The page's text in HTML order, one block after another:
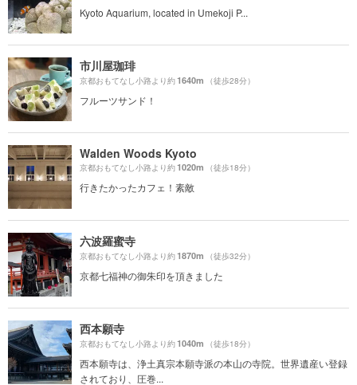
Kyoto Aquarium, located in Umekoji P...
市川屋珈琲
京都おもてなし小路より約1640m （徒歩28分）
フルーツサンド！
Walden Woods Kyoto
京都おもてなし小路より約1020m （徒歩18分）
行きたかったカフェ！素敵
六波羅蜜寺
京都おもてなし小路より約1870m （徒歩32分）
京都七福神の御朱印を頂きました
西本願寺
京都おもてなし小路より約1040m （徒歩18分）
西本願寺は、浄土真宗本願寺派の本山の寺院。世界遺産い登録
されており、圧巻...